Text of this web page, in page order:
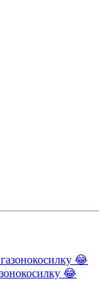
😂